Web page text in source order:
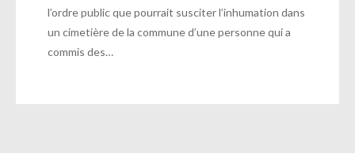
l’ordre public que pourrait susciter l’inhumation dans
un cimetière de la commune d’une personne qui a
commis des…